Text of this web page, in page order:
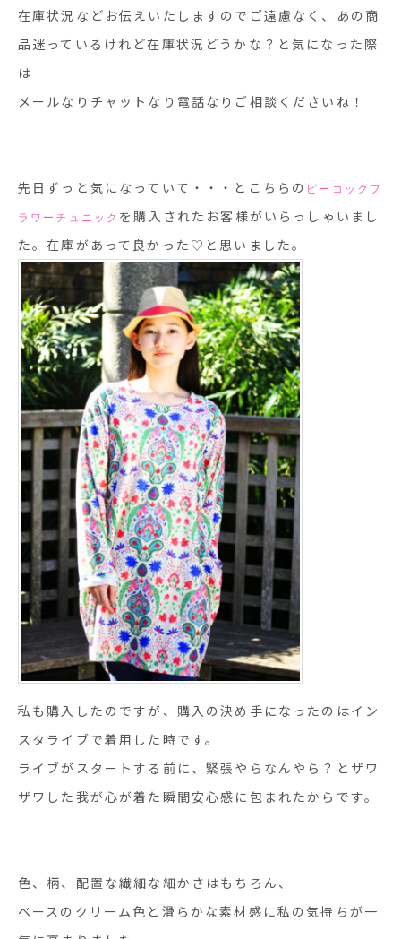
在庫状況などお伝えいたしますのでご遠慮なく、あの商
品迷っているけれど在庫状況どうかな？と気になった際
は
メールなりチャットなり電話なりご相談くださいね！
先日ずっと気になっていて・・・とこちらの ピーコックフ
ラワーチュニック を購入されたお客様がいらっしゃいまし
た。在庫があって良かった♡と思いました。
私も購入したのですが、購入の決め手になったのはイン
スタライブで着用した時です。
ライブがスタートする前に、緊張やらなんやら？とザワ
ザワした我が心が着た瞬間安心感に包まれたからです。
色、柄、配置な繊細な細かさはもちろん、
ベースのクリーム色と滑らかな素材感に私の気持ちが一